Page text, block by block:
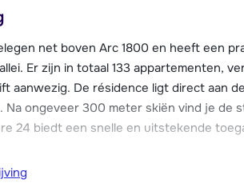
net boven Arc 1800 en heeft een
Er zijn in totaal 133 appartementen,
aanwezig. De résidence ligt direct aan
Na ongeveer 300 meter skiën vind je de
24 biedt een snelle en uitstekende